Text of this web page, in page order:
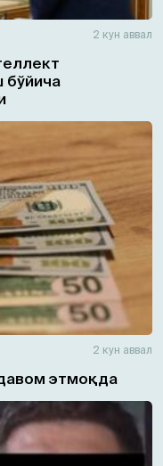
2 кун аввал
бўйича
2 кун аввал
этмоқда